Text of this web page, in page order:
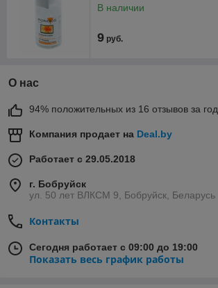
В наличии
9 руб.
О нас
94% положительных из 16 отзывов за год
Компания продает на Deal.by
Работает с 29.05.2018
г. Бобруйск
ул. 50 лет ВЛКСМ 9, Бобруйск, Беларусь
Контакты
Сегодня работает с 09:00 до 19:00
Показать весь график работы